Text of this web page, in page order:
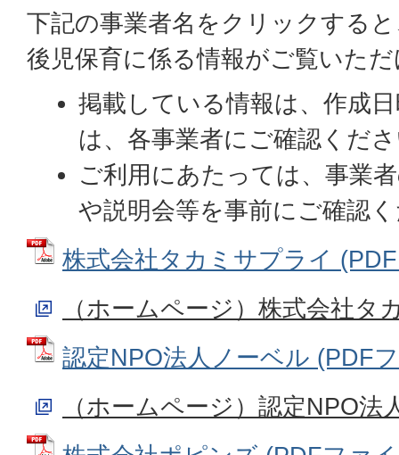
下記の事業者名をクリックする
後児保育に係る情報がご覧いた
掲載している情報は、作成
は、各事業者にご確認くだ
ご利用にあたっては、事業
や説明会等を事前にご確認
株式会社タカミサプライ
（ホームページ）株式会社タ
認定NPO法人ノーベル (PDF
（ホームページ）認定NPO法